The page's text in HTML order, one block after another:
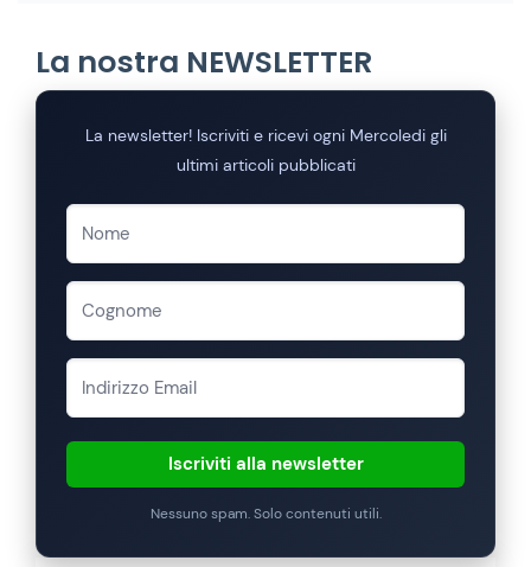
La nostra NEWSLETTER
La newsletter! Iscriviti e ricevi ogni Mercoledi gli
ultimi articoli pubblicati
Iscriviti alla newsletter
Nessuno spam. Solo contenuti utili.